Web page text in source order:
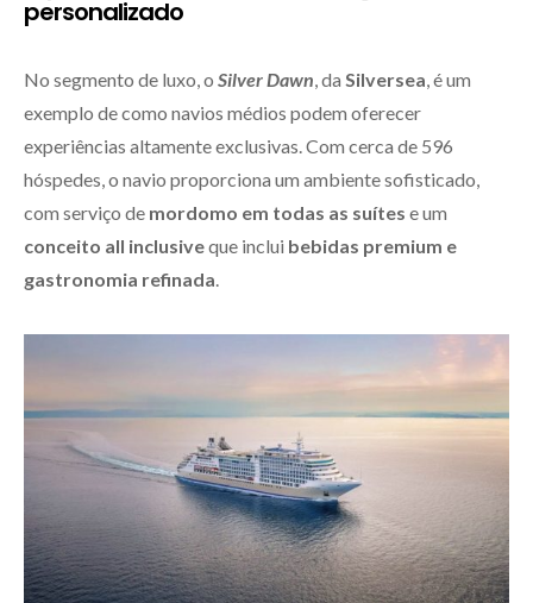
personalizado
No segmento de luxo, o Silver Dawn, da Silversea, é um
exemplo de como navios médios podem oferecer
experiências altamente exclusivas. Com cerca de 596
hóspedes, o navio proporciona um ambiente sofisticado,
com serviço de mordomo em todas as suítes e um
conceito all inclusiveque inclui bebidas premium e
gastronomia refinada.